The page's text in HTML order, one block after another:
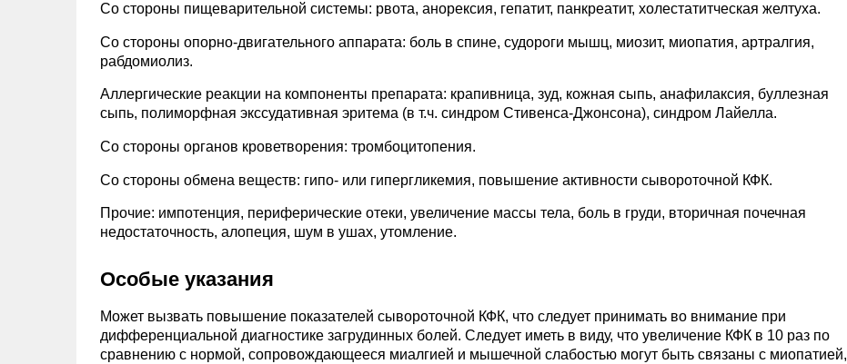
Со стороны пищеварительной системы: рвота, анорексия, гепатит, панкреатит, холестатитческая желтуха.
Со стороны опорно-двигательного аппарата: боль в спине, судороги мышц, миозит, миопатия, артралгия,
рабдомиолиз.
Аллергические реакции на компоненты препарата: крапивница, зуд, кожная сыпь, анафилаксия, буллезная
сыпь, полиморфная экссудативная эритема (в т.ч. синдром Стивенса-Джонсона), синдром Лайелла.
Со стороны органов кроветворения: тромбоцитопения.
Со стороны обмена веществ: гипо- или гипергликемия, повышение активности сывороточной КФК.
Прочие: импотенция, периферические отеки, увеличение массы тела, боль в груди, вторичная почечная
недостаточность, алопеция, шум в ушах, утомление.
Особые указания
Может вызвать повышение показателей сывороточной КФК, что следует принимать во внимание при
дифференциальной диагностике загрудинных болей. Следует иметь в виду, что увеличение КФК в 10 раз по
сравнению с нормой, сопровождающееся миалгией и мышечной слабостью могут быть связаны с миопатией,